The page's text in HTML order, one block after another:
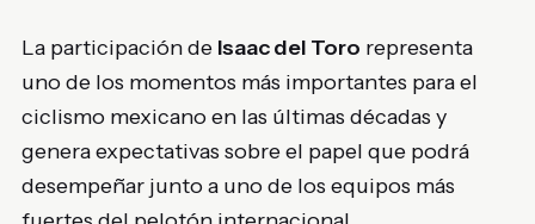
La participación de Isaac del Toro representa
uno de los momentos más importantes para el
ciclismo mexicano en las últimas décadas y
genera expectativas sobre el papel que podrá
desempeñar junto a uno de los equipos más